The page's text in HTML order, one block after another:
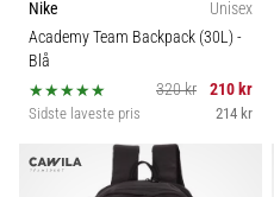
kvindernes
EM
2025
med
trøjer
Bæredygtige
Teknologi
Trail
Nike
Unisex
Academy Team Backpack (30L)-
Blå
320 kr
210 kr
Sidste laveste pris 214 kr